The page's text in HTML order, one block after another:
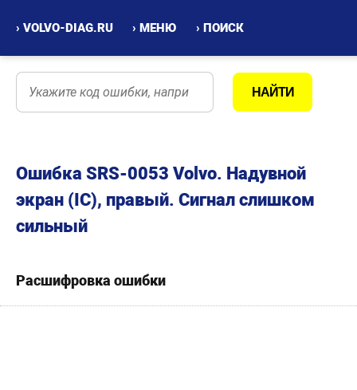
› VOLVO-DIAG.RU › МЕНЮ › ПОИСК
Ошибка SRS-0053 Volvo. Надувной
экран (IC), правый. Сигнал слишком
сильный
Расшифровка ошибки